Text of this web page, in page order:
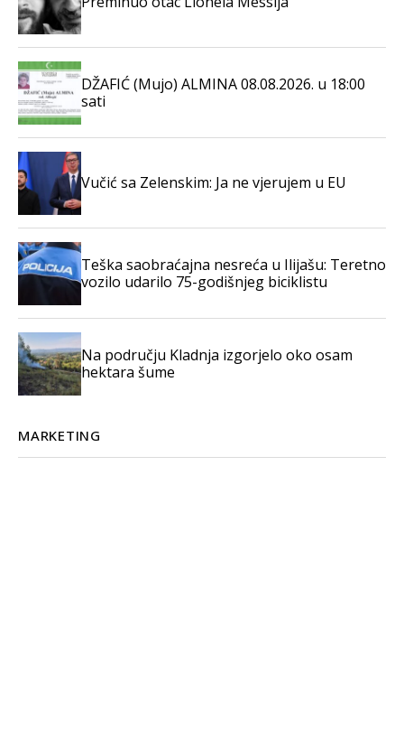
DŽAFIĆ (Mujo) ALMINA 08.08.2026. u 18:00
sati
Vučić sa Zelenskim: Ja ne vjerujem u EU
Teška saobraćajna nesreća u Ilijašu: Teretno
vozilo udarilo 75-godišnjeg biciklistu
Na području Kladnja izgorjelo oko osam
hektara šume
MARKETING